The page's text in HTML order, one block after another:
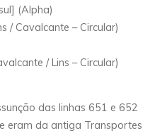
(Alpha)
/ Cavalcante – Circular)
/ Lins – Circular)
das linhas 651 e 652
eram da antiga Transportes